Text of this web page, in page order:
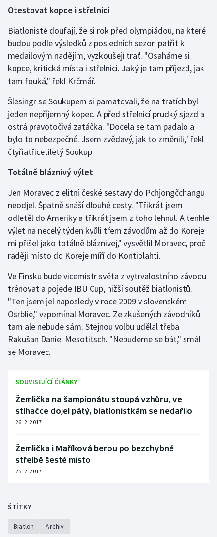
Short track
Sportovní střelba
Stolní tenis
Triatlon
Veslování
Vodní slalom
Volejbal
Ostatní
Otestovat kopce i střelnici
Biatlonisté doufají, že si rok před olympiádou, na které
budou podle výsledků z posledních sezon patřit k
medailovým nadějím, vyzkoušejí trať. "Osaháme si
kopce, kritická místa i střelnici. Jaký je tam příjezd, jak
tam fouká," řekl Krčmář.
Šlesingr se Soukupem si pamatovali, že na tratích byl
jeden nepříjemný kopec. A před střelnicí prudký sjezd a
ostrá pravotočivá zatáčka. "Docela se tam padalo a
bylo to nebezpečné. Jsem zvědavý, jak to změnili," řekl
čtyřiatřicetiletý Soukup.
Totálně bláznivý výlet
Jen Moravec z elitní české sestavy do Pchjongčchangu
neodjel. Špatně snáší dlouhé cesty. "Třikrát jsem
odletěl do Ameriky a třikrát jsem z toho lehnul. A tenhle
výlet na necelý týden kvůli třem závodům až do Koreje
mi přišel jako totálně bláznivej," vysvětlil Moravec, proč
raději místo do Koreje míří do Kontiolahti.
Ve Finsku bude vicemistr světa z vytrvalostního závodu
trénovat a pojede IBU Cup, nižší soutěž biatlonistů.
"Ten jsem jel naposledy v roce 2009 v slovenském
Osrblie," vzpomínal Moravec. Ze zkušených závodníků
tam ale nebude sám. Stejnou volbu udělal třeba
Rakušan Daniel Mesotitsch. "Nebudeme se bát," smál
se Moravec.
SOUVISEJÍCÍ ČLÁNKY
Žemlička na šampionátu stoupá vzhůru, ve
stíhačce dojel pátý, biatlonistkám se nedařilo
26. 2. 2017
Žemlička i Maříková berou po bezchybné
střelbě šesté místo
25. 2. 2017
ŠTÍTKY
Biatlon Archiv